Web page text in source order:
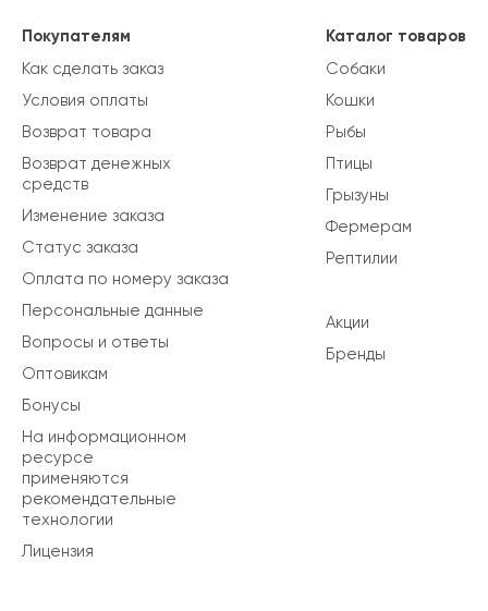
Каталог товаров
Собаки
Кошки
Рыбы
Птицы
Грызуны
Фермерам
Рептилии
Акции
Бренды
Покупателям
Как сделать заказ
Условия оплаты
Возврат товара
Возврат денежных
средств
Изменение заказа
Статус заказа
Оплата по номеру заказа
Персональные данные
Вопросы и ответы
Оптовикам
Бонусы
На информационном
ресурсе
применяются
рекомендательные
технологии
Лицензия